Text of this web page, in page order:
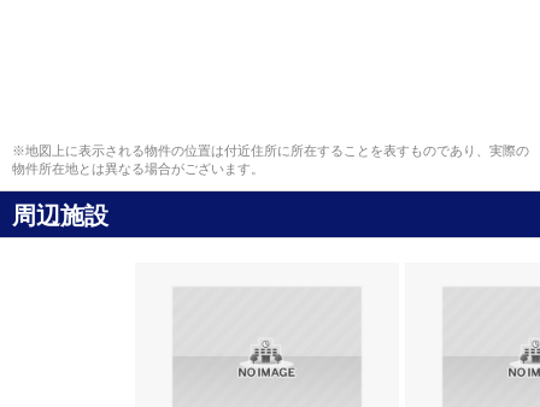
※地図上に表示される物件の位置は付近住所に所在することを表すものであり、実際の
物件所在地とは異なる場合がございます。
周辺施設